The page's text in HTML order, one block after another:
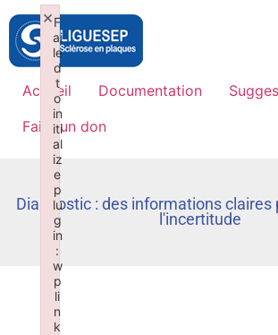
Accueil Documentation
Faire un don
Diagnostic : des informations
l'incertitude
F
ai
le
d
t
o
in
iti
al
iz
e
p
lu
g
in
:
w
p
li
n
k
×